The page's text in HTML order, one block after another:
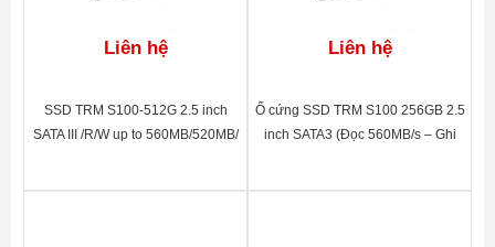
Liên hệ
SSD TRM S100-512G 2.5 inch
SATA III /R/W up to 560MB/520MB/
Liên hệ
Ổ cứng SSD TRM S100 256GB 2.5
inch SATA3 (Đọc 560MB/s – Ghi